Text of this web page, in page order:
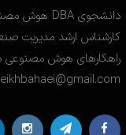
کارشناس ارشد مدیریت
راهکارهای هوش مصنوعی